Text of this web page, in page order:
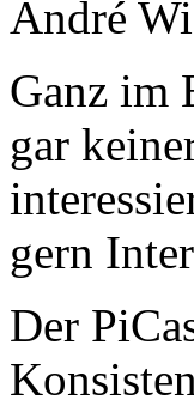
André
Ganz im
gar
gern
Der